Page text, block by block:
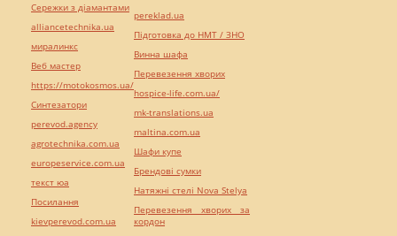
Сережки з діамантами
alliancetechnika.ua
миралинкс
Веб мастер
https://motokosmos.ua/
Синтезатори
perevod.agency
agrotechnika.com.ua
europeservice.com.ua
текст юа
Посилання
kievperevod.com.ua
pereklad.ua
Підготовка до НМТ / ЗНО
Винна шафа
Перевезення хворих
hospice-life.com.ua/
mk-translations.ua
maltina.com.ua
Шафи купе
Брендові сумки
Натяжні стелі Nova Stelya
Перевезення хворих за
кордон